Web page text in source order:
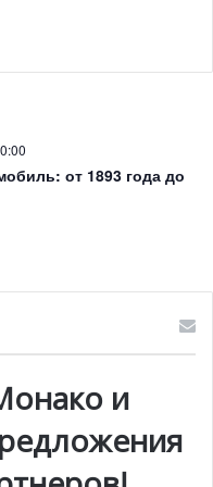
от 1893 года до
и